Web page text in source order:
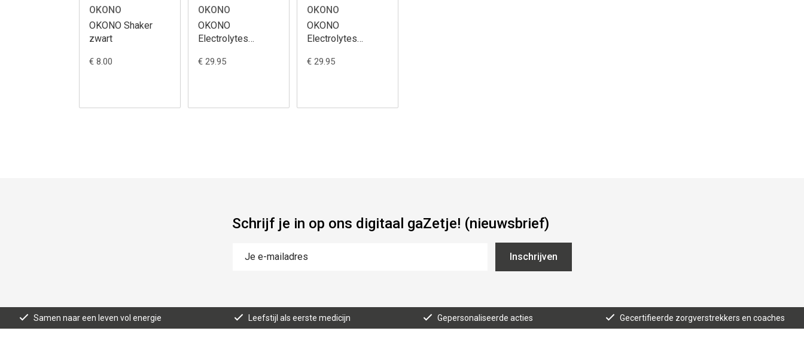
OKONO
OKONO Shaker
zwart
€ 8.00
OKONO
OKONO
Electrolytes
€ 29.95
OKONO
OKONO
Electrolytes
€ 29.95
Schrijf je in op ons digitaal gaZetje! (nieuwsbrief)
Inschrijven
Samen naar een leven vol energie Leefstijl als eerste medicijn Gepersonaliseerde acties Gecertifieerde zorgverstrekkers en coaches